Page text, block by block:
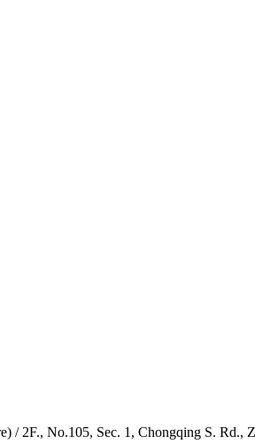
2F., No.105, Sec. 1, Chongqing S. Rd.,